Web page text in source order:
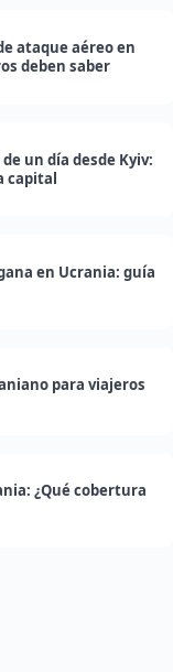
ataque aéreo en
deben saber
un día desde Kyiv:
capital
en Ucrania: guía
para viajeros
¿Qué cobertura